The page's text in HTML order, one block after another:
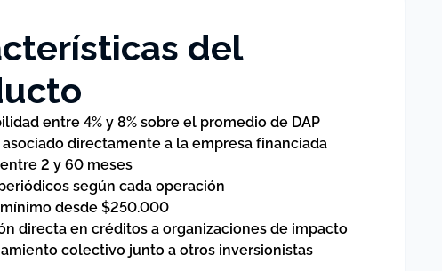
del
entre 4% y 8% sobre el promedio de DAP
asociado directamente a la empresa financiada
entre 2 y 60 meses
según cada operación
desde $250.000
directa en créditos a organizaciones de impacto
colectivo junto a otros inversionistas